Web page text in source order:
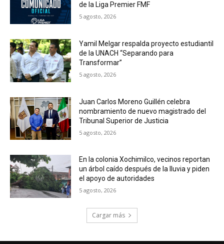
de la Liga Premier FMF
5 agosto, 2026
Yamil Melgar respalda proyecto estudiantil
de la UNACH “Separando para
Transformar”
5 agosto, 2026
Juan Carlos Moreno Guillén celebra
nombramiento de nuevo magistrado del
Tribunal Superior de Justicia
5 agosto, 2026
En la colonia Xochimilco, vecinos reportan
un árbol caído después de la lluvia y piden
el apoyo de autoridades
5 agosto, 2026
Cargar más